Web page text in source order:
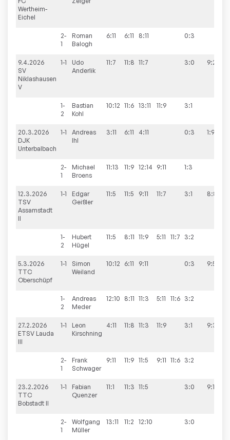
Wertheim-
Eichel
2-
1
Roman
Balogh
6:11 6:11 8:11 0:3
9.4.2026
SV
Niklashausen
V
1-1
Udo
Anderlik
11:7 11:8 11:7 3:0 9:2
1-
2
Bastian
Kohl
10:12 11:6 13:11 11:9 3:1
20.3.2026
DJK
Unterbalbach
1-1
Andreas
Ihl
3:11 6:11 4:11 0:3 1:9
2-
1
Michael
Broens
11:13 11:9 12:14 9:11 1:3
12.3.2026
TSV
Assamstadt
II
1-1
Edgar
Geißler
11:5 11:5 9:11 11:7 3:1 8:8
1-
2
Hubert
Hügel
11:5 8:11 11:9 5:11 11:7 3:2
5.3.2026
TTC
Oberschüpf
1-1
Simon
Weiland
10:12 6:11 9:11 0:3 9:5
1-
2
Andreas
Meder
12:10 8:11 11:3 5:11 11:6 3:2
27.2.2026
ETSV Lauda
III
1-1
Leon
Kirschning
4:11 11:8 11:3 11:9 3:1 9:3
2-
1
Frank
Schwager
9:11 11:9 11:5 9:11 11:6 3:2
23.2.2026
TTC
Bobstadt II
1-1
Fabian
Quenzer
11:1 11:3 11:5 3:0 9:1
2-
1
Wolfgang
Müller
13:11 11:2 12:10 3:0